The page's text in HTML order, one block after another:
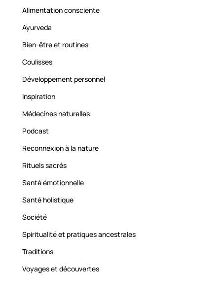
Alimentation consciente
Ayurveda
Bien-être et routines
Coulisses
Développement personnel
Inspiration
Médecines naturelles
Podcast
Reconnexion à la nature
Rituels sacrés
Santé émotionnelle
Santé holistique
Société
Spiritualité et pratiques ancestrales
Traditions
Voyages et découvertes